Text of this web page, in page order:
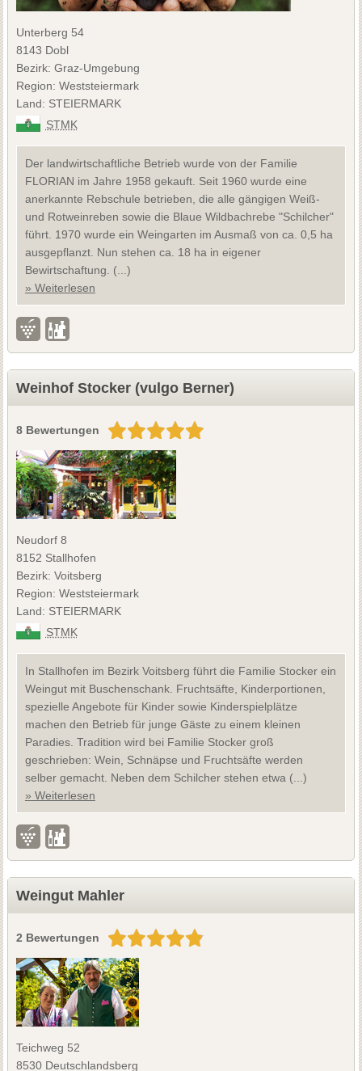
Unterberg 54
8143 Dobl
Bezirk: Graz-Umgebung
Region: Weststeiermark
Land: STEIERMARK
STMK
Der landwirtschaftliche Betrieb wurde von der Familie
FLORIAN im Jahre 1958 gekauft. Seit 1960 wurde eine
anerkannte Rebschule betrieben, die alle gängigen Weiß-
und Rotweinreben sowie die Blaue Wildbachrebe "Schilcher"
führt. 1970 wurde ein Weingarten im Ausmaß von ca. 0,5 ha
ausgepflanzt. Nun stehen ca. 18 ha in eigener
Bewirtschaftung. (...)
» Weiterlesen
Weinhof Stocker (vulgo Berner)
8 Bewertungen
Neudorf 8
8152 Stallhofen
Bezirk: Voitsberg
Region: Weststeiermark
Land: STEIERMARK
STMK
In Stallhofen im Bezirk Voitsberg führt die Familie Stocker ein
Weingut mit Buschenschank. Fruchtsäfte, Kinderportionen,
spezielle Angebote für Kinder sowie Kinderspielplätze
machen den Betrieb für junge Gäste zu einem kleinen
Paradies. Tradition wird bei Familie Stocker groß
geschrieben: Wein, Schnäpse und Fruchtsäfte werden
selber gemacht. Neben dem Schilcher stehen etwa (...)
» Weiterlesen
Weingut Mahler
2 Bewertungen
Teichweg 52
8530 Deutschlandsberg